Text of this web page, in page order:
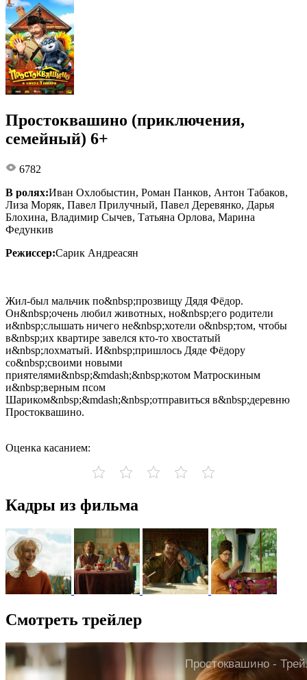
Простоквашино (приключения,
семейный) 6+
6782
В ролях:Иван Охлобыстин, Роман Панков, Антон Табаков,
Лиза Моряк, Павел Прилучный, Павел Деревянко, Дарья
Блохина, Владимир Сычев, Татьяна Орлова, Марина
Федункив
Режиссер:Сарик Андреасян
Жил-был мальчик по&nbsp;прозвищу Дядя Фёдор.
Он&nbsp;очень любил животных, но&nbsp;его родители
и&nbsp;слышать ничего не&nbsp;хотели о&nbsp;том, чтобы
в&nbsp;их квартире завелся кто-то хвостатый
и&nbsp;лохматый. И&nbsp;пришлось Дяде Фёдору
со&nbsp;своими новыми
приятелями&nbsp;&mdash;&nbsp;котом Матроскиным
и&nbsp;верным псом
Шариком&nbsp;&mdash;&nbsp;отправиться в&nbsp;деревню
Простоквашино.
Оценка касанием:
Кадры из фильма
Смотреть трейлер